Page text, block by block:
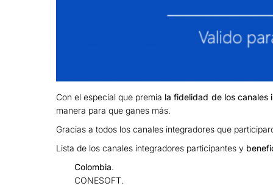
Con el especial que premia la fidelidad de los canales
manera para que ganes más.
Gracias a todos los canales integradores que
Lista de los canales integradores participantes y
Colombia.
CONESOFT.